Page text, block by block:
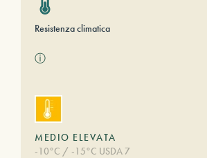
Resistenza climatica
ⓘ
MEDIO ELEVATA
-10°C / -15°C USDA 7